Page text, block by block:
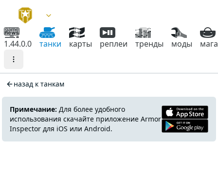
1.44.0.0 танки карты реплеи тренды моды
назад к танкам
Примечание: Для более удобного
использования скачайте приложение Armor
Inspector для iOS или Android.